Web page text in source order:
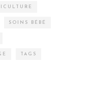
SOINS BÉBÉ
TAGS